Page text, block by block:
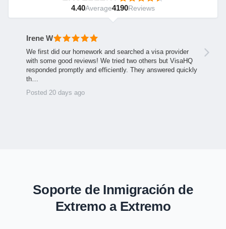
4.40Average4190Reviews
Irene W
We first did our homework and searched a visa provider
with some good reviews! We tried two others but VisaHQ
responded promptly and efficiently. They answered quickly
th…
Posted 20 days ago
Soporte de Inmigración de
Extremo a Extremo